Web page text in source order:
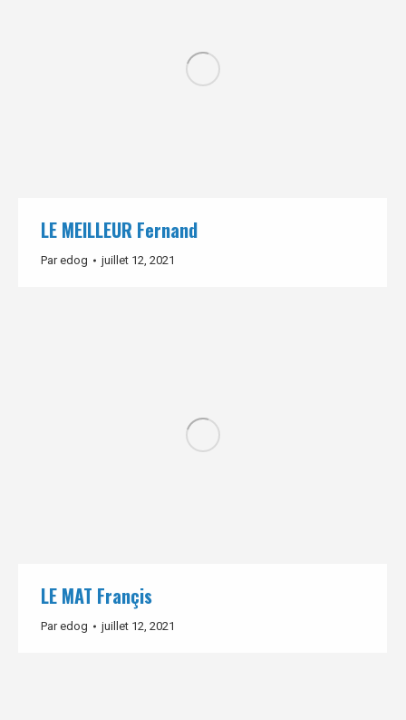
LE MEILLEUR Fernand
Paredog juillet 12, 2021
LE MAT Françis
Paredog juillet 12, 2021